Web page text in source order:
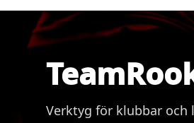
Verktyg för klubbar och